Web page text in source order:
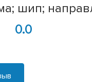
шип;
0.0